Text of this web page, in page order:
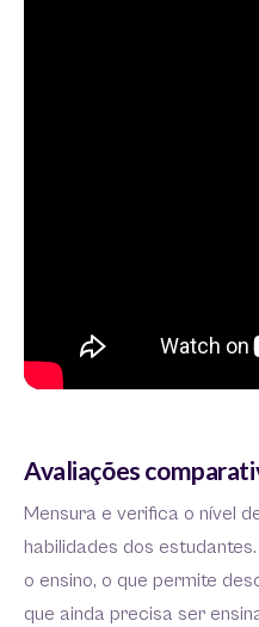
Avaliações
Mensura e verifica o nível
habilidades dos
o ensino, o que permite
que ainda precisa ser